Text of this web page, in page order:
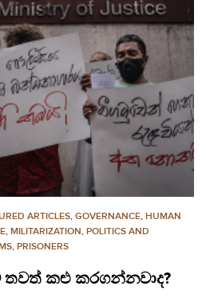
ARTICLES, GOVERNANCE, HUMAN
, MILITARIZATION, POLITICS AND
, PRISONERS
තවත් කළු කරගන්නවාද?